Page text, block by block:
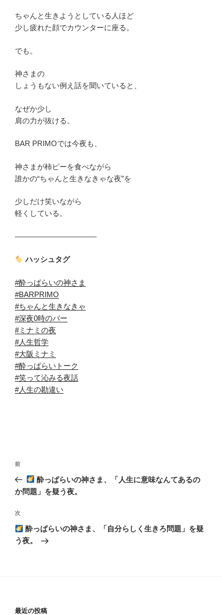
ちゃんと生きようとしている人ほど
少し疲れた顔でカウンターに座る。
でも。
神さまの
しょうもない例え話を聞いていると、
なぜか少し
肩の力が抜ける。
BAR PRIMOでは今夜も、
神さまが柿ピーを食べながら
誰かの“ちゃんと生きなきゃな夜”を
少しだけ笑いながら
軽くしている。
―――――――――――
ハッシュタグ
#酔っぱらいの神さま
#BARPRIMO
#ちゃんと生きなきゃ
#深夜0時のバー
#ミナミの夜
#人生哲学
#大阪ミナミ
#酔っぱらいトーク
#笑って沁みる夜話
#人生の勘違い
投
ナ
ゲ
ー
シ
前
の
投
前
酔っぱらいの神さま、「人生に意味なんてあるの
か問題」を疑う夜。
次
の
投
次
酔っぱらいの神さま、「自分らしく生きろ問題」を疑
う夜。
最近の投稿